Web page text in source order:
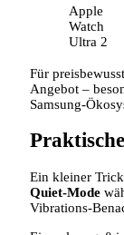
Apple
Watch
Ultra 2
Für
Angebot –
Ein kleiner
Quiet‑Mode